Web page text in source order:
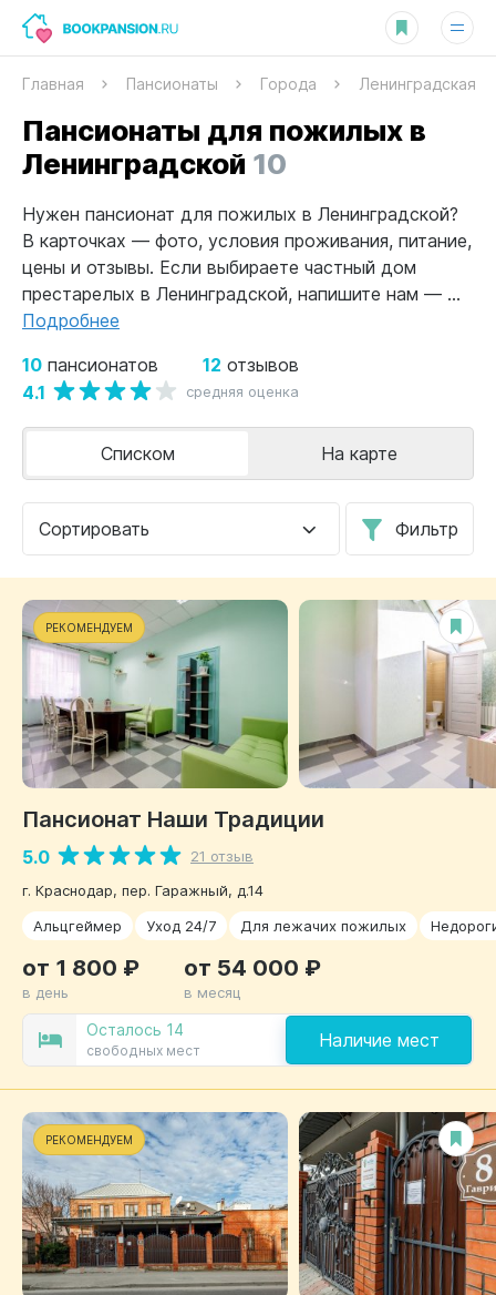
Главная Пансионаты Города Ленинградская
Пансионаты для пожилых в
Ленинградской 10
Нужен пансионат для пожилых в Ленинградской?
В карточках — фото, условия проживания, питание,
цены и отзывы. Если выбираете частный дом
престарелых в Ленинградской, напишите нам — ...
Подробнее
10 пансионатов 12 отзывов
4.1 средняя оценка
Сортировать Фильтр
Списком На карте
РЕКОМЕНДУЕМ
Пансионат Наши Традиции
5.0
21 отзыв
г. Краснодар, пер. Гаражный, д.14
Альцгеймер
Уход 24/7 Для лежачих пожилых
Осталось 14
свободных мест Наличие мест
от 1 800 ₽
в день
от 54 000 ₽
в месяц
РЕКОМЕНДУЕМ